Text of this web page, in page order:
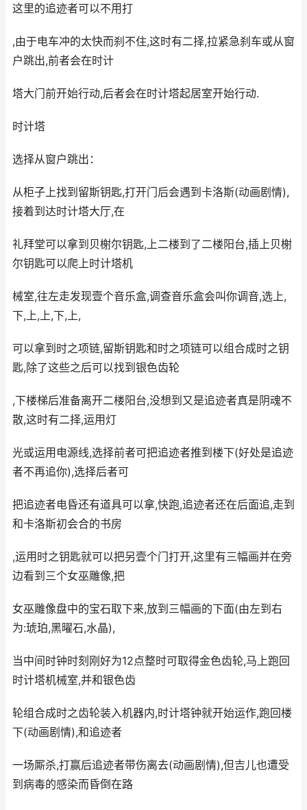
这里的追迹者可以不用打
,由于电车冲的太快而刹不住,这时有二择,拉紧急刹车或从窗
户跳出,前者会在时计
塔大门前开始行动,后者会在时计塔起居室开始行动.
时计塔
选择从窗户跳出：
从柜子上找到留斯钥匙,打开门后会遇到卡洛斯(动画剧情),
接着到达时计塔大厅,在
礼拜堂可以拿到贝榭尔钥匙,上二楼到了二楼阳台,插上贝榭
尔钥匙可以爬上时计塔机
械室,往左走发现壹个音乐盒,调查音乐盒会叫你调音,选上,
下,上,上,下,上,
可以拿到时之项链,留斯钥匙和时之项链可以组合成时之钥
匙,除了这些之后可以找到银色齿轮
,下楼梯后准备离开二楼阳台,没想到又是追迹者真是阴魂不
散,这时有二择,运用灯
光或运用电源线,选择前者可把追迹者推到楼下(好处是追迹
者不再追你),选择后者可
把追迹者电昏还有道具可以拿,快跑,追迹者还在后面追,走到
和卡洛斯初会合的书房
,运用时之钥匙就可以把另壹个门打开,这里有三幅画并在旁
边看到三个女巫雕像,把
女巫雕像盘中的宝石取下来,放到三幅画的下面(由左到右
为:琥珀,黑曜石,水晶),
当中间时钟时刻刚好为12点整时可取得金色齿轮,马上跑回
时计塔机械室,并和银色齿
轮组合成时之齿轮装入机器内,时计塔钟就开始运作,跑回楼
下(动画剧情),和追迹者
一场厮杀,打赢后追迹者带伤离去(动画剧情),但吉儿也遭受
到病毒的感染而昏倒在路